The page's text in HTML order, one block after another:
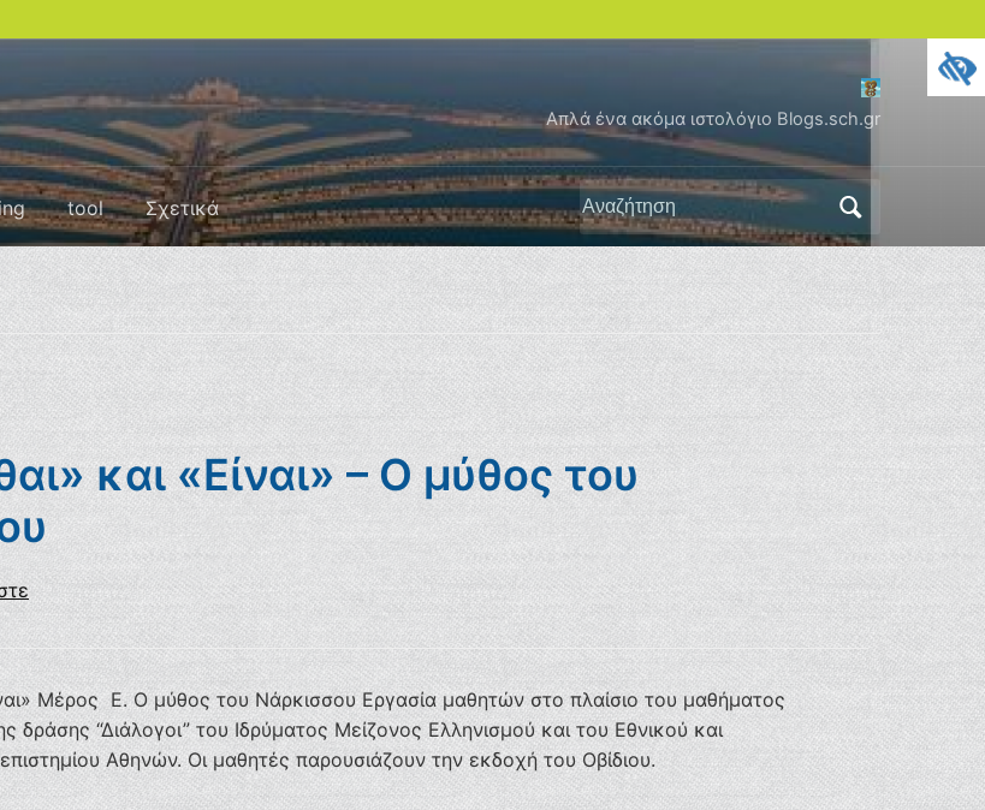
Απλά ένα ακόμα ιστολόγιο Blogs.sch.gr
tool Σχετικά
Αναζήτηση
για:
και «Είναι» – Ο μύθος του
Μέρος Ε. Ο μύθος του Νάρκισσου Εργασία μαθητών στο πλαίσιο του μαθήματος
δράσης “Διάλογοι” του Ιδρύματος Μείζονος Ελληνισμού και του Εθνικού και
Αθηνών. Οι μαθητές παρουσιάζουν την εκδοχή του Οβίδιου.